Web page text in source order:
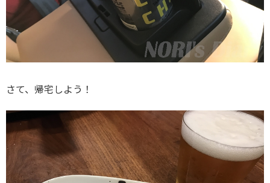
さて、帰宅しよう！